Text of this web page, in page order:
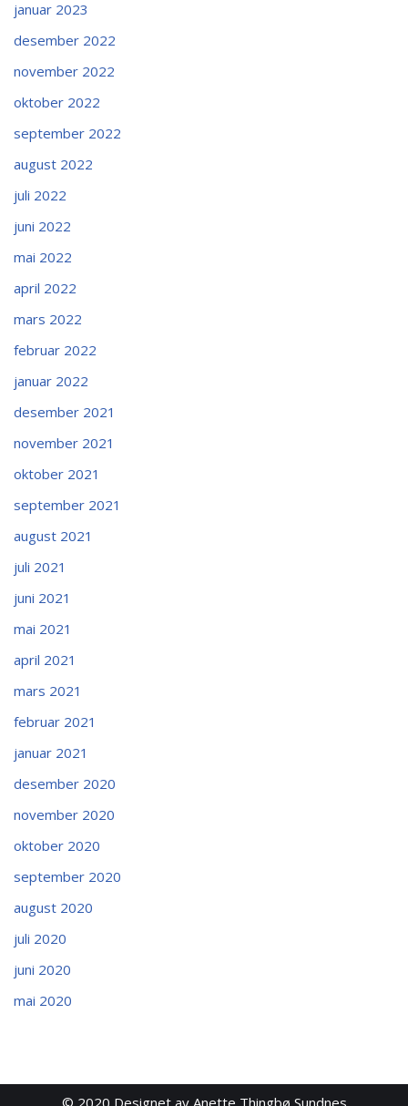
januar 2023
desember 2022
november 2022
oktober 2022
september 2022
august 2022
juli 2022
juni 2022
mai 2022
april 2022
mars 2022
februar 2022
januar 2022
desember 2021
november 2021
oktober 2021
september 2021
august 2021
juli 2021
juni 2021
mai 2021
april 2021
mars 2021
februar 2021
januar 2021
desember 2020
november 2020
oktober 2020
september 2020
august 2020
juli 2020
juni 2020
mai 2020
© 2020 Designet av Anette Thingbø Sundnes